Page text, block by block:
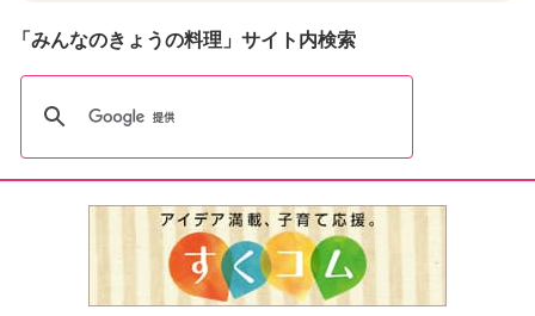
「みんなのきょうの料理」サイト内検索